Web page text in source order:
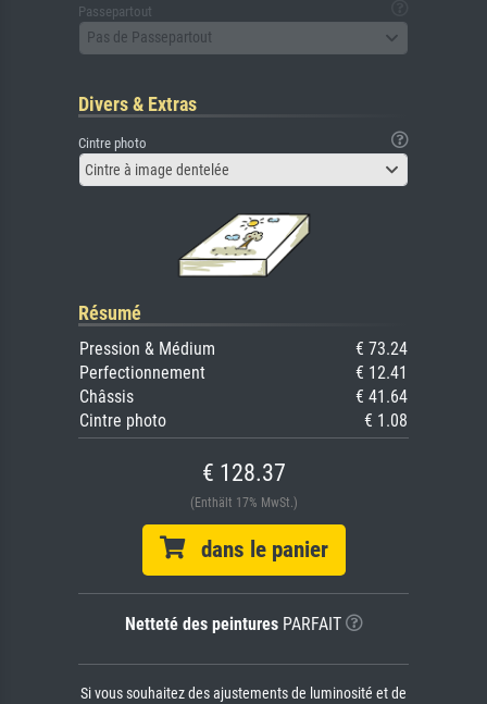
Passepartout
Pas de Passepartout
Divers & Extras
Cintre photo
Cintre à image dentelée
Résumé
Pression & Médium
€ 73.24
Perfectionnement
€ 12.41
Châssis
€ 41.64
Cintre photo
€ 1.08
€ 128.37
(Enthält 17% MwSt.)
dans le panier
Netteté des peinturesPARFAIT
Si vous souhaitez des ajustements de luminosité et de